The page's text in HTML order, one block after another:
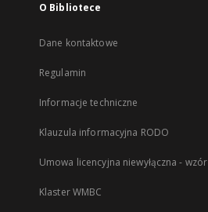
O Bibliotece
Dane kontaktowe
Regulamin
Informacje techniczne
Klauzula informacyjna RODO
Umowa licencyjna niewyłączna - wzór
Klaster WMBC